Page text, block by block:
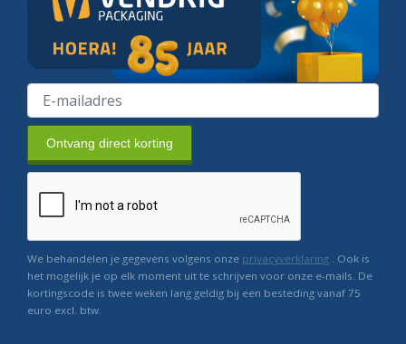
Ontvang direct korting
We behandelen je gegevens volgens onze privacyverklaring . Ook is
het mogelijk je op elk moment uit te schrijven voor onze e-mails. De
kortingscode is twee weken lang geldig bij een besteding vanaf 75
euro excl. btw.